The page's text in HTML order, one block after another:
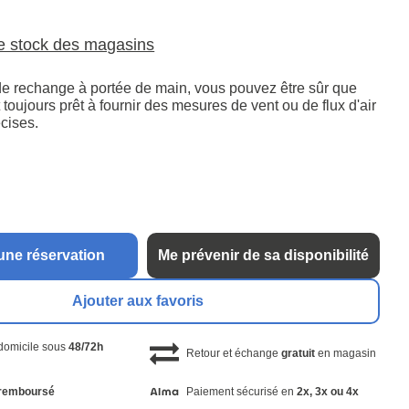
stock des magasins
rechange à portée de main, vous pouvez être sûr que
prêt à fournir des mesures de vent ou de flux d'air
réservation Me prévenir de sa disponibilité
Ajouter aux favoris
sous48/72h Retour et échange gratuiten magasin
Paiement sécurisé en 2x, 3x ou 4x